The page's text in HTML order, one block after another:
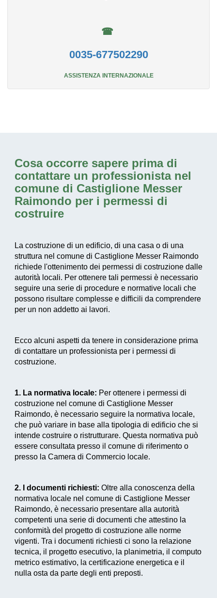
☎
0035-677502290
ASSISTENZA INTERNAZIONALE
Cosa occorre sapere prima di
contattare un professionista nel
comune di Castiglione Messer
Raimondo per i permessi di
costruire
La costruzione di un edificio, di una casa o di una
struttura nel comune di Castiglione Messer Raimondo
richiede l'ottenimento dei permessi di costruzione dalle
autorità locali. Per ottenere tali permessi è necessario
seguire una serie di procedure e normative locali che
possono risultare complesse e difficili da comprendere
per un non addetto ai lavori.
Ecco alcuni aspetti da tenere in considerazione prima
di contattare un professionista per i permessi di
costruzione.
1. La normativa locale: Per ottenere i permessi di
costruzione nel comune di Castiglione Messer
Raimondo, è necessario seguire la normativa locale,
che può variare in base alla tipologia di edificio che si
intende costruire o ristrutturare. Questa normativa può
essere consultata presso il comune di riferimento o
presso la Camera di Commercio locale.
2. I documenti richiesti: Oltre alla conoscenza della
normativa locale nel comune di Castiglione Messer
Raimondo, è necessario presentare alla autorità
competenti una serie di documenti che attestino la
conformità del progetto di costruzione alle norme
vigenti. Tra i documenti richiesti ci sono la relazione
tecnica, il progetto esecutivo, la planimetria, il computo
metrico estimativo, la certificazione energetica e il
nulla osta da parte degli enti preposti.